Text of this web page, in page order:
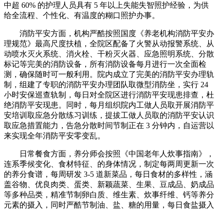
中超 60% 的护理人员具有 5 年以上失能失智照护经验，为供
给全流程、个性化、有温度的糊口照护办事。
消防平安方面，机构严酷按照国度《养老机构消防平安办
理规范》最高尺度扶植，全院区配备了火警从动报警系统、从
动喷水灭火系统、消火栓、干粉灭火器、应急照明系统、分散
标记等完美的消防设备，所有消防设备每月进行一次全面检
测，确保随时可一般利用。院内成立了完美的消防平安办理轨
制，组建了专职的消防平安办理团队取微型消防坐，实行 24
小时安保巡查轨制，每日对全院区进行消防平安现患排查，杜
绝消防平安现患。同时，每月组织院内工做人员取开展消防平
安培训取应急分散练习训练，提拔工做人员取的消防平安认识
取应急措置能力，告急分散时间节制正在 3 分钟内，自运营以
来实现全年消防平安零变乱。
日常餐食方面，养分师会按照《中国老年人炊事指南》，
连系季候变化、食材特征、的身体情况，制定每两周更新一次
的养分食谱，每周研发 3-5 道新菜品，每日食材的多样性，涵
盖谷物、优良肉类、蛋类、新颖蔬菜、生果、豆成品、奶成品
等多种品类，精准节制卵白质、维生素、炊事纤维、钙等养分
元素的摄入，同时严酷节制油、盐、糖的用量，每日食盐摄入